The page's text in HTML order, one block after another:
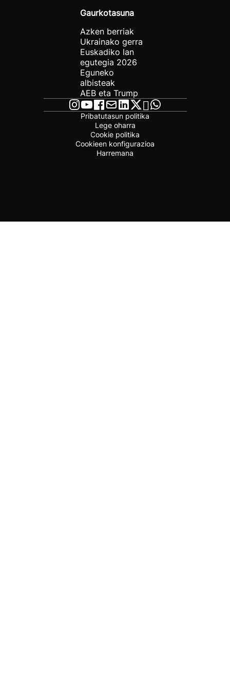
Gaurkotasuna
Azken berriak
Ukrainako gerra
Euskadiko lan
egutegia 2026
Eguneko
albisteak
AEB eta Trump
Pribatutasun politika
Lege oharra
Cookie politika
Cookieen konfigurazioa
Harremana